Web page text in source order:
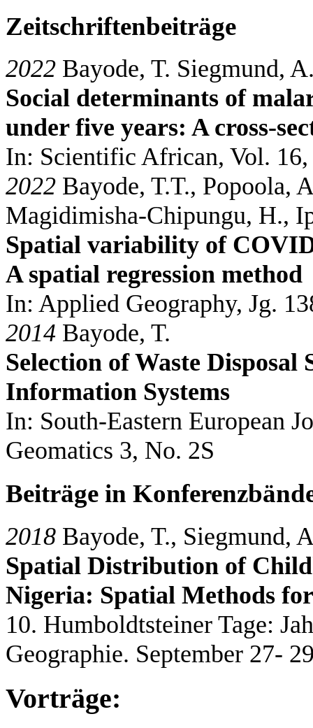
Zeitschriftenbeiträge
2022 Bayode, T. Siegmund,
Social determinants of
under five years: A cross-
In: Scientific African, Vol. 16,
2022 Bayode, T.T., Popoola,
Magidimisha-Chipungu, H.,
Spatial variability of
A spatial regression method
In: Applied Geography, Jg.
2014 Bayode, T.
Selection of Waste
Information Systems
In: South-Eastern European
Geomatics 3, No. 2S
Beiträge in
2018 Bayode, T., Siegmund,
Spatial Distribution of
Nigeria: Spatial Methods
10. Humboldtsteiner Tage:
Geographie. September 27-
Vorträge: